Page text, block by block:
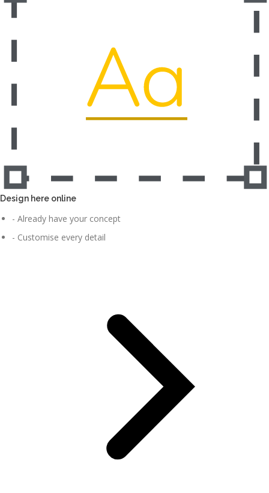
Design here online
- Already have your concept
- Customise every detail